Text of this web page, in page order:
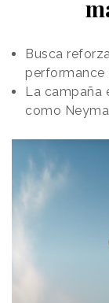
Busca
performance
La campaña
como